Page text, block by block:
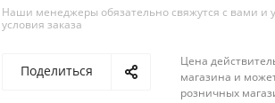
Наши менеджеры обязательно свяжутся с вами и
условия заказа
Поделиться
Цена
магазина и
розничных